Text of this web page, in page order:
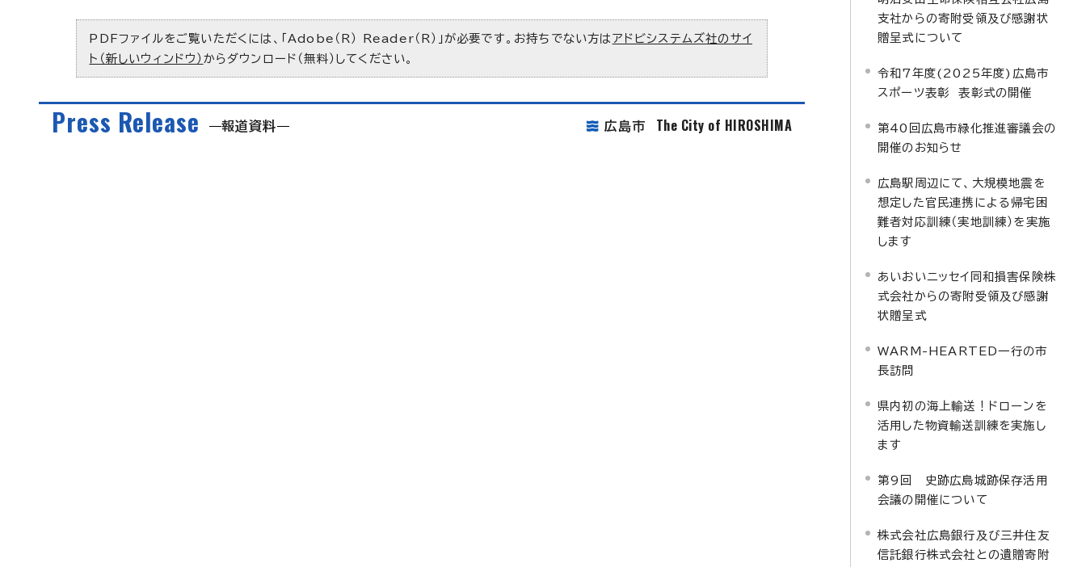
PDFファイルをご覧いただくには、「Adobe（R） Reader（R）」が必要です。お持ちでない方は アドビシステムズ社のサイ
ト（新しいウィンドウ） からダウンロード（無料）してください。
Press Release 報道資料 広島市 The City of HIROSHIMA
支社からの寄附受領及び感謝状
贈呈式について
令和7年度(2025年度)広島市
スポーツ表彰 表彰式の開催
第40回広島市緑化推進審議会の
開催のお知らせ
広島駅周辺にて、大規模地震を
想定した官民連携による帰宅困
難者対応訓練（実地訓練）を実施
します
あいおいニッセイ同和損害保険株
式会社からの寄附受領及び感謝
状贈呈式
WARM-HEARTED一行の市
長訪問
県内初の海上輸送！ドローンを
活用した物資輸送訓練を実施し
ます
第9回 史跡広島城跡保存活用
会議の開催について
株式会社広島銀行及び三井住友
信託銀行株式会社との遺贈寄附